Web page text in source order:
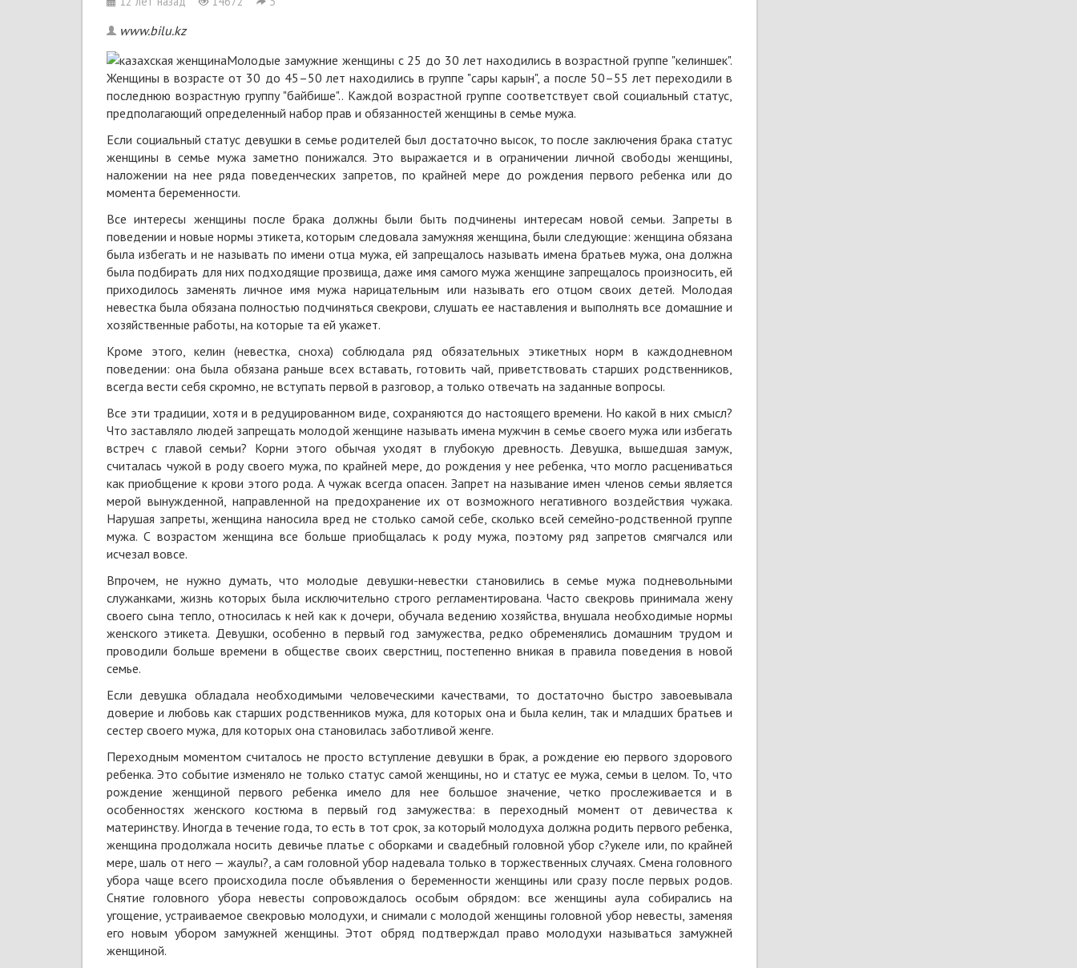
www.bilu.kz
Молодые замужние женщины с 25 до 30 лет находились в возрастной группе "келиншек".
Женщины в возрасте от 30 до 45–50 лет находились в группе "сары карын", а после 50–55 лет переходили в
последнюю возрастную группу "байбише".. Каждой возрастной группе соответствует свой социальный статус,
предполагающий определенный набор прав и обязанностей женщины в семье мужа.
Если социальный статус девушки в семье родителей был достаточно высок, то после заключения брака статус
женщины в семье мужа заметно понижался. Это выражается и в ограничении личной свободы женщины,
наложении на нее ряда поведенческих запретов, по крайней мере до рождения первого ребенка или до
момента беременности.
Все интересы женщины после брака должны были быть подчинены интересам новой семьи. Запреты в
поведении и новые нормы этикета, которым следовала замужняя женщина, были следующие: женщина обязана
была избегать и не называть по имени отца мужа, ей запрещалось называть имена братьев мужа, она должна
была подбирать для них подходящие прозвища, даже имя самого мужа женщине запрещалось произносить, ей
приходилось заменять личное имя мужа нарицательным или называть его отцом своих детей. Молодая
невестка была обязана полностью подчиняться свекрови, слушать ее наставления и выполнять все домашние и
хозяйственные работы, на которые та ей укажет.
Кроме этого, келин (невестка, сноха) соблюдала ряд обязательных этикетных норм в каждодневном
поведении: она была обязана раньше всех вставать, готовить чай, приветствовать старших родственников,
всегда вести себя скромно, не вступать первой в разговор, а только отвечать на заданные вопросы.
Все эти традиции, хотя и в редуцированном виде, сохраняются до настоящего времени. Но какой в них смысл?
Что заставляло людей запрещать молодой женщине называть имена мужчин в семье своего мужа или избегать
встреч с главой семьи? Корни этого обычая уходят в глубокую древность. Девушка, вышедшая замуж,
считалась чужой в роду своего мужа, по крайней мере, до рождения у нее ребенка, что могло расцениваться
как приобщение к крови этого рода. А чужак всегда опасен. Запрет на называние имен членов семьи является
мерой вынужденной, направленной на предохранение их от возможного негативного воздействия чужака.
Нарушая запреты, женщина наносила вред не столько самой себе, сколько всей семейно-родственной группе
мужа. С возрастом женщина все больше приобщалась к роду мужа, поэтому ряд запретов смягчался или
исчезал вовсе.
Впрочем, не нужно думать, что молодые девушки-невестки становились в семье мужа подневольными
служанками, жизнь которых была исключительно строго регламентирована. Часто свекровь принимала жену
своего сына тепло, относилась к ней как к дочери, обучала ведению хозяйства, внушала необходимые нормы
женского этикета. Девушки, особенно в первый год замужества, редко обременялись домашним трудом и
проводили больше времени в обществе своих сверстниц, постепенно вникая в правила поведения в новой
семье.
Если девушка обладала необходимыми человеческими качествами, то достаточно быстро завоевывала
доверие и любовь как старших родственников мужа, для которых она и была келин, так и младших братьев и
сестер своего мужа, для которых она становилась заботливой женге.
Переходным моментом считалось не просто вступление девушки в брак, а рождение ею первого здорового
ребенка. Это событие изменяло не только статус самой женщины, но и статус ее мужа, семьи в целом. То, что
рождение женщиной первого ребенка имело для нее большое значение, четко прослеживается и в
особенностях женского костюма в первый год замужества: в переходный момент от девичества к
материнству. Иногда в течение года, то есть в тот срок, за который молодуха должна родить первого ребенка,
женщина продолжала носить девичье платье с оборками и свадебный головной убор с?укеле или, по крайней
мере, шаль от него — жаулы?, а сам головной убор надевала только в торжественных случаях. Смена головного
убора чаще всего происходила после объявления о беременности женщины или сразу после первых родов.
Снятие головного убора невесты сопровождалось особым обрядом: все женщины аула собирались на
угощение, устраиваемое свекровью молодухи, и снимали с молодой женщины головной убор невесты, заменяя
его новым убором замужней женщины. Этот обряд подтверждал право молодухи называться замужней
женщиной.